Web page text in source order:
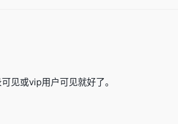
见或vip用户可见就好了。